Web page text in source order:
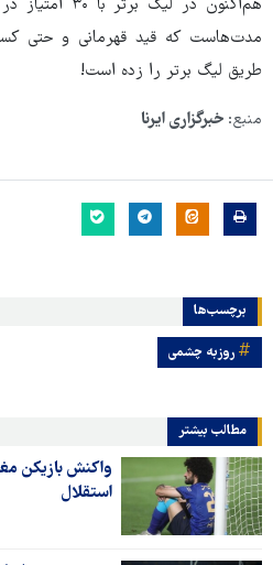
هم‌اکنون در
مدت‌هاست که قید قهرمانی و حتی
طریق لیگ برتر را زده است!
منبع: خبرگزاری ایرنا
برچسب‌ها
روزبه چشمی
مطالب بیشتر
واکنش بازیکن
استقلال